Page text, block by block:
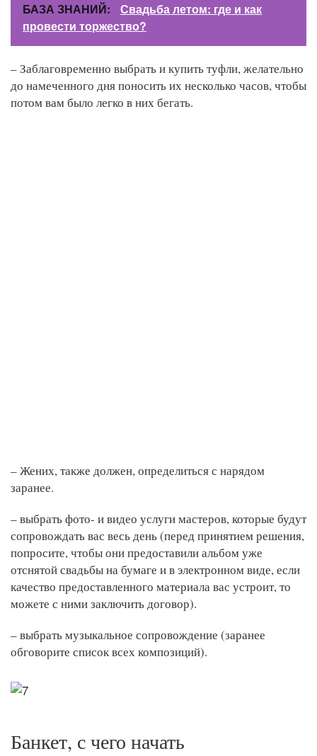
БАЗА ЗНАНИЙ:
Свадьба летом: где и как
провести торжество?
– Заблаговременно выбрать и купить туфли, желательно
до намеченного дня поносить их несколько часов, чтобы
потом вам было легко в них бегать.
– Жених, также должен, определиться с нарядом
заранее.
– выбрать фото- и видео услуги мастеров, которые будут
сопровождать вас весь день (перед принятием решения,
попросите, чтобы они предоставили альбом уже
отснятой свадьбы на бумаге и в электронном виде, если
качество предоставленного материала вас устроит, то
можете с ними заключить договор).
– выбрать музыкальное сопровождение (заранее
обговорите список всех композиций).
Банкет, с чего начать